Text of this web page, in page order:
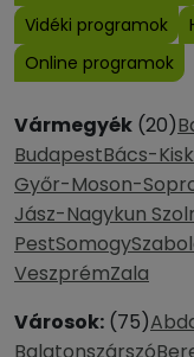
Vidéki programok
Online programok
Vármegyék (20)
BudapestBács-
Győr-Moson-
Jász-Nagykun
PestSomogy
VeszprémZala
Városok: (75)